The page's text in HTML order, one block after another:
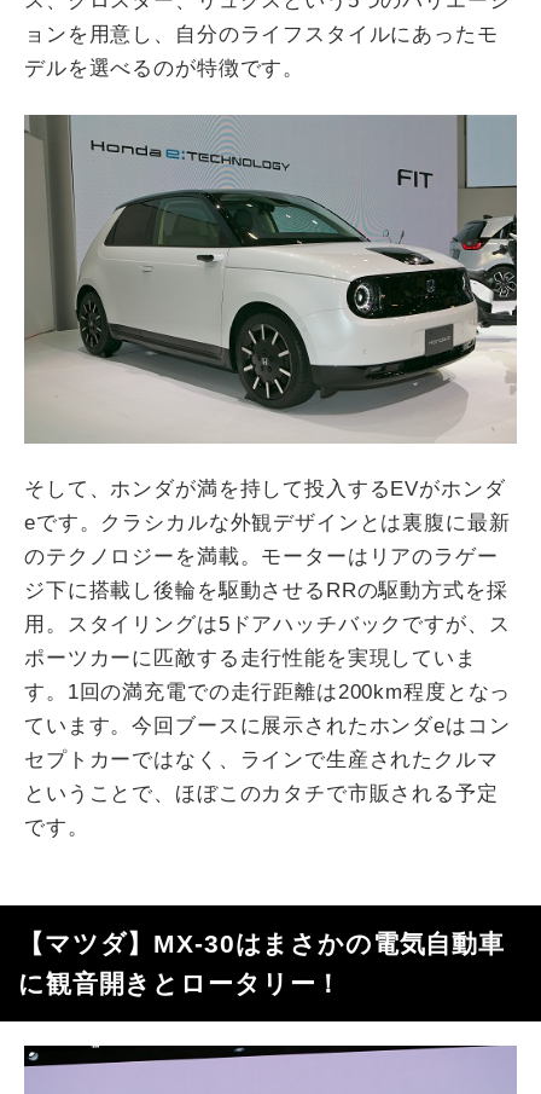
ョンを用意し、自分のライフスタイルにあったモ
デルを選べるのが特徴です。
そして、ホンダが満を持して投入するEVがホンダ
eです。クラシカルな外観デザインとは裏腹に最新
のテクノロジーを満載。モーターはリアのラゲー
ジ下に搭載し後輪を駆動させるRRの駆動方式を採
用。スタイリングは5ドアハッチバックですが、ス
ポーツカーに匹敵する走行性能を実現していま
す。1回の満充電での走行距離は200km程度となっ
ています。今回ブースに展示されたホンダeはコン
セプトカーではなく、ラインで生産されたクルマ
ということで、ほぼこのカタチで市販される予定
です。
【マツダ】MX-30はまさかの電気自動車
に観音開きとロータリー！